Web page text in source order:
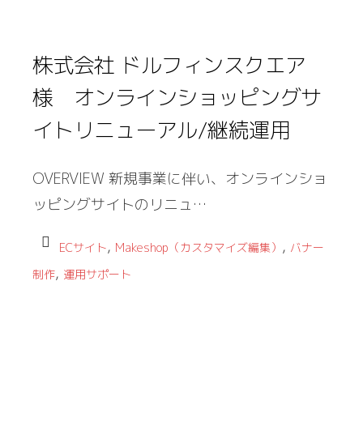
株式会社 ドルフィンスクエア
様 オンラインショッピングサ
イトリニューアル/継続運用
OVERVIEW 新規事業に伴い、オンラインショ
ッピングサイトのリニュ…
ECサイト, Makeshop（カスタマイズ編集） , バナー
制作, 運用サポート